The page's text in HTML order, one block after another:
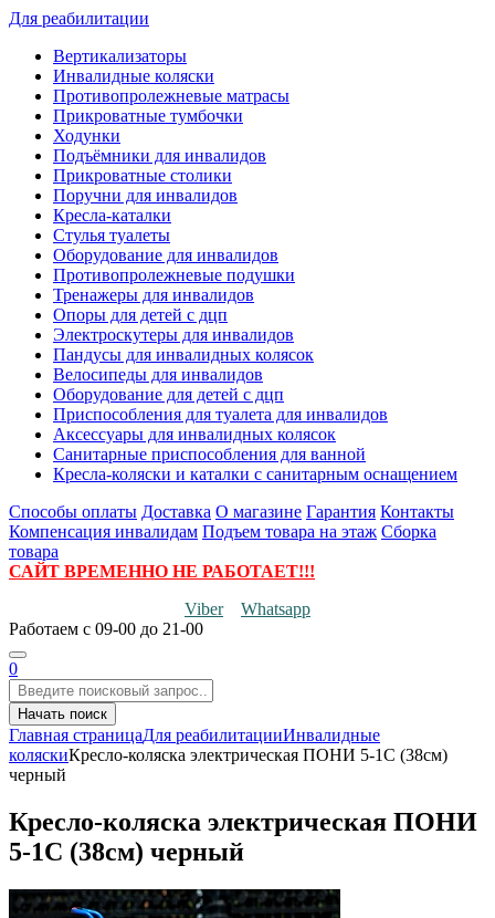
Для реабилитации
Вертикализаторы
Инвалидные коляски
Противопролежневые матрасы
Прикроватные тумбочки
Ходунки
Подъёмники для инвалидов
Прикроватные столики
Поручни для инвалидов
Кресла-каталки
Стулья туалеты
Оборудование для инвалидов
Противопролежневые подушки
Тренажеры для инвалидов
Опоры для детей с дцп
Электроскутеры для инвалидов
Пандусы для инвалидных колясок
Велосипеды для инвалидов
Оборудование для детей с дцп
Приспособления для туалета для инвалидов
Аксессуары для инвалидных колясок
Санитарные приспособления для ванной
Кресла-коляски и каталки с санитарным оснащением
Способы оплаты Доставка О магазине Гарантия Контакты
Компенсация инвалидам Подъем товара на этаж Сборка
товара
САЙТ ВРЕМЕННО НЕ РАБОТАЕТ!!!
Viber
Whatsapp
Работаем с 09-00 до 21-00
0
Начать поиск
Главная страницаДля реабилитацииИнвалидные
коляскиКресло-коляска электрическая ПОНИ 5-1С (38см)
черный
Кресло-коляска электрическая ПОНИ
5-1С (38см) черный